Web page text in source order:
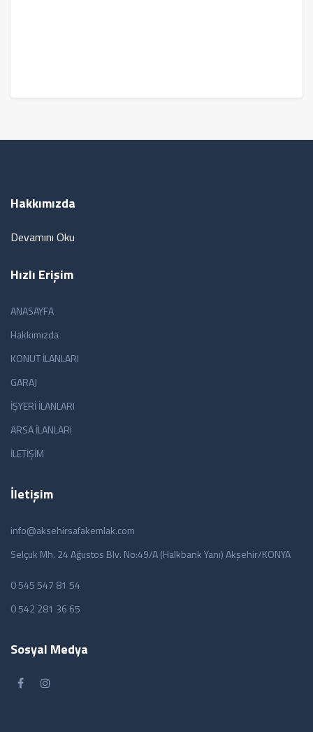
Hakkımızda
Devamını Oku
Hızlı Erişim
ANASAYFA
Hakkımızda
KONUT İLANLARI
GARAJ
İŞYERİ İLANLARI
ARSA İLANLARI
İLETİŞİM
İletişim
info@aksehirsafakemlak.com
Selçuk Mh. 24 Ağustos Blv. No:49/A (Halkbank Yanı) Akşehir/KONYA
0 545 547 81 54
0 542 281 36 65
Sosyal Medya